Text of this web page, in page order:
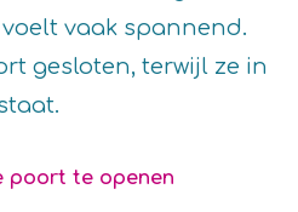
vaak spannend.
gesloten, terwijl ze in
poort te openen